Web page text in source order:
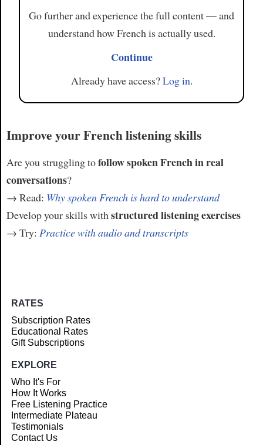
Go further and experience the full content — and
understand how French is actually used.
Continue
Already have access?Log in.
Improve your French listening skills
Are you struggling tofollow spoken French in real
conversations?
→ Read: Why spoken French is hard to understand
Develop your skills with structured listening exercises
→ Try: Practice with audio and transcripts
RATES
Subscription Rates
Educational Rates
Gift Subscriptions
EXPLORE
Who It's For
How It Works
Free Listening Practice
Intermediate Plateau
Testimonials
Contact Us